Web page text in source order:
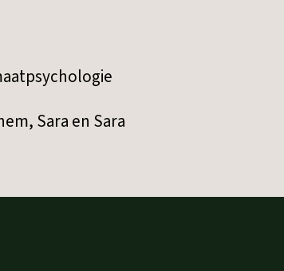
Sara en Sara